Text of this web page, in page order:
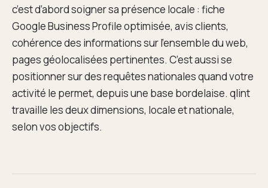
c’est d’abord soigner sa présence locale : fiche
Google Business Profile optimisée, avis clients,
cohérence des informations sur l’ensemble du web,
pages géolocalisées pertinentes. C’est aussi se
positionner sur des requêtes nationales quand votre
activité le permet, depuis une base bordelaise. qlint
travaille les deux dimensions, locale et nationale,
selon vos objectifs.